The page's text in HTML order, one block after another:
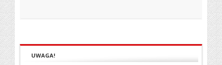
UWAGA!